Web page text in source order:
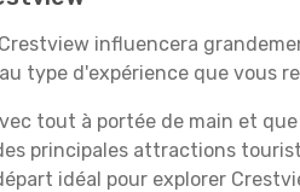
influencera
type d'expérience que vous
tout à portée de main et
principales attractions
idéal pour explorer